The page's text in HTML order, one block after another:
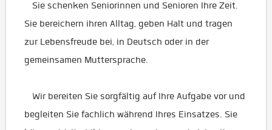
Sie schenken Seniorinnen und Senioren Ihre Zeit.
Sie bereichern ihren Alltag, geben Halt und tragen
zur Lebensfreude bei, in Deutsch oder in der
gemeinsamen Muttersprache.
Wir bereiten Sie sorgfältig auf Ihre Aufgabe vor und
begleiten Sie fachlich während Ihres Einsatzes. Sie